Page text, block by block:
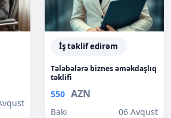
İş təklif edirəm
Tələbələrə biznes əməkdaşlıq
təklifi
550 AZN
Bakı 06 Avqust